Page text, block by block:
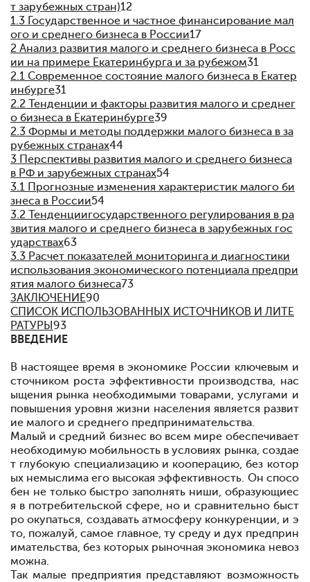
т зарубежных стран)12
1.3 Государственное и частное финансирование мал
ого и среднего бизнеса в России17
2 Анализ развития малого и среднего бизнеса в Росс
ии на примере Екатеринбурга и за рубежом31
2.1 Современное состояние малого бизнеса в Екатер
инбурге31
2.2 Тенденции и факторы развития малого и среднег
о бизнеса в Екатеринбурге39
2.3 Формы и методы поддержки малого бизнеса в за
рубежных странах44
3 Перспективы развития малого и среднего бизнеса
в РФ и зарубежных странах54
3.1 Прогнозные изменения характеристик малого би
знеса в России54
3.2 Тенденциигосударственного регулирования в ра
звития малого и среднего бизнеса в зарубежных гос
ударствах63
3.3 Расчет показателей мониторинга и диагностики
использования экономического потенциала предпри
ятия малого бизнеса73
ЗАКЛЮЧЕНИЕ90
СПИСОК ИСПОЛЬЗОВАННЫХ ИСТОЧНИКОВ И ЛИТЕ
РАТУРЫ 93
ВВЕДЕНИЕ
В настоящее время в экономике России ключевым и
сточником роста эффективности производства, нас
ыщения рынка необходимыми товарами, услугами и
повышения уровня жизни населения является развит
ие малого и среднего предпринимательства.
Малый и средний бизнес во всем мире обеспечивает
необходимую мобильность в условиях рынка, создае
т глубокую специализацию и кооперацию, без котор
ых немыслима его высокая эффективность. Он спосо
бен не только быстро заполнять ниши, образующиес
я в потребительской сфере, но и сравнительно быст
ро окупаться, создавать атмосферу конкуренции, и э
то, пожалуй, самое главное, ту среду и дух предприн
имательства, без которых рыночная экономика невоз
можна.
Так малые предприятия представляют возможность